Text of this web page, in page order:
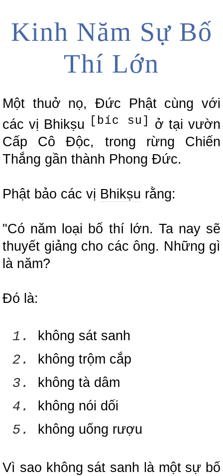
Kinh Năm Sự Bố
Thí Lớn
Một thuở nọ, Đức Phật cùng với
các vị Bhikṣu
[bíc su]
ở tại vườn
Cấp Cô Độc, trong rừng Chiến
Thắng gần thành Phong Đức.
Phật bảo các vị Bhikṣu rằng:
"Có năm loại bố thí lớn. Ta nay sẽ
thuyết giảng cho các ông. Những gì
là năm?
Đó là:
1.
không sát sanh
2.
không trộm cắp
3.
không tà dâm
4.
không nói dối
5.
không uống rượu
Vì sao không sát sanh là một sự bố